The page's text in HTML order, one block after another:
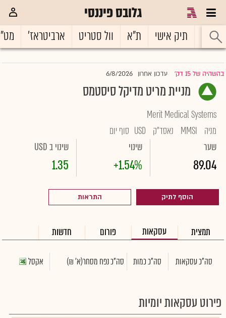
גלובס פיננסי
ראשי תיק אישי ת"א וול סטריט ארביטראז'
בהשהיה של 15 דק' |עדכון אחרון 6/8/2026
מניית מריט מדיקל סיסטמס
Merit Medical Systems
מניה
MMSI נאסד"ק USD סוף יום
שער
89.04
שינוי
+1.54%
שינוי ב USD
1.35
הוסף לתיק התראות
תמצית עסקאות פורום חדשות
סה"כ עסקאות סה"כ כמות סה"כ נפח מסחר(א' ₪) אקסל
פירוט עסקאות יומיות